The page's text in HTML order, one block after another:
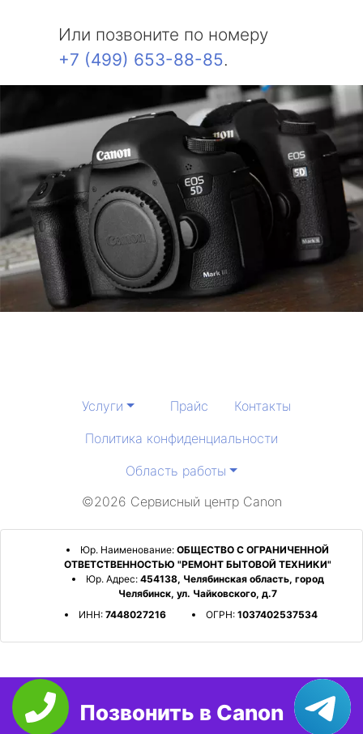
Или позвоните по номеру
+7 (499) 653-88-85.
Услуги Прайс
Контакты
Политика конфиденциальности
Область работы
©2026 Сервисный центр Canon
Юр. Наименование: ОБЩЕСТВО С ОГРАНИЧЕННОЙ
ОТВЕТСТВЕННОСТЬЮ "РЕМОНТ БЫТОВОЙ ТЕХНИКИ"
Юр. Адрес:454138, Челябинская область, город
Челябинск, ул. Чайковского, д.7
ИНН: 7448027216 ОГРН: 1037402537534
Позвонить в Canon